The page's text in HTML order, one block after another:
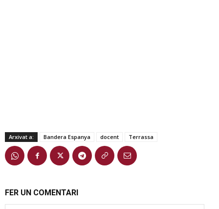
Arxivat a: Bandera Espanya docent Terrassa
FER UN COMENTARI